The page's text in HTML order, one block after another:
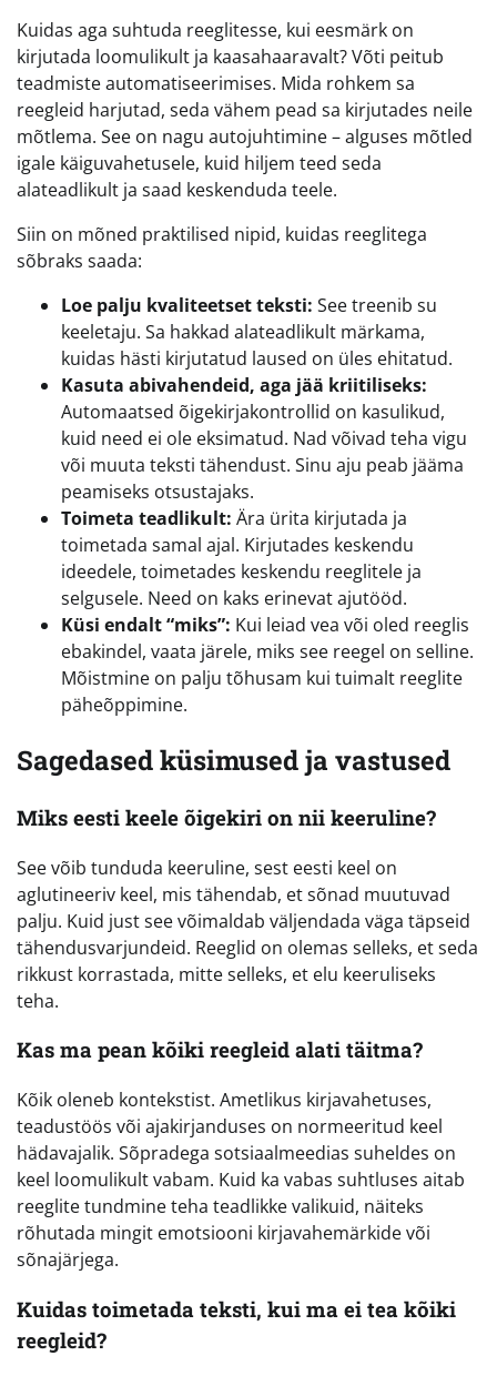
Kuidas aga suhtuda reeglitesse, kui eesmärk on
kirjutada loomulikult ja kaasahaaravalt? Võti peitub
teadmiste automatiseerimises. Mida rohkem sa
reegleid harjutad, seda vähem pead sa kirjutades neile
mõtlema. See on nagu autojuhtimine – alguses mõtled
igale käiguvahetusele, kuid hiljem teed seda
alateadlikult ja saad keskenduda teele.
Siin on mõned praktilised nipid, kuidas reeglitega
sõbraks saada:
Loe palju kvaliteetset teksti: See treenib su
keeletaju. Sa hakkad alateadlikult märkama,
kuidas hästi kirjutatud laused on üles ehitatud.
Kasuta abivahendeid, aga jää kriitiliseks:
Automaatsed õigekirjakontrollid on kasulikud,
kuid need ei ole eksimatud. Nad võivad teha vigu
või muuta teksti tähendust. Sinu aju peab jääma
peamiseks otsustajaks.
Toimeta teadlikult: Ära ürita kirjutada ja
toimetada samal ajal. Kirjutades keskendu
ideedele, toimetades keskendu reeglitele ja
selgusele. Need on kaks erinevat ajutööd.
Küsi endalt “miks”: Kui leiad vea või oled reeglis
ebakindel, vaata järele, miks see reegel on selline.
Mõistmine on palju tõhusam kui tuimalt reeglite
päheõppimine.
Sagedased küsimused ja vastused
Miks eesti keele õigekiri on nii keeruline?
See võib tunduda keeruline, sest eesti keel on
aglutineeriv keel, mis tähendab, et sõnad muutuvad
palju. Kuid just see võimaldab väljendada väga täpseid
tähendusvarjundeid. Reeglid on olemas selleks, et seda
rikkust korrastada, mitte selleks, et elu keeruliseks
teha.
Kas ma pean kõiki reegleid alati täitma?
Kõik oleneb kontekstist. Ametlikus kirjavahetuses,
teadustöös või ajakirjanduses on normeeritud keel
hädavajalik. Sõpradega sotsiaalmeedias suheldes on
keel loomulikult vabam. Kuid ka vabas suhtluses aitab
reeglite tundmine teha teadlikke valikuid, näiteks
rõhutada mingit emotsiooni kirjavahemärkide või
sõnajärjega.
Kuidas toimetada teksti, kui ma ei tea kõiki
reegleid?